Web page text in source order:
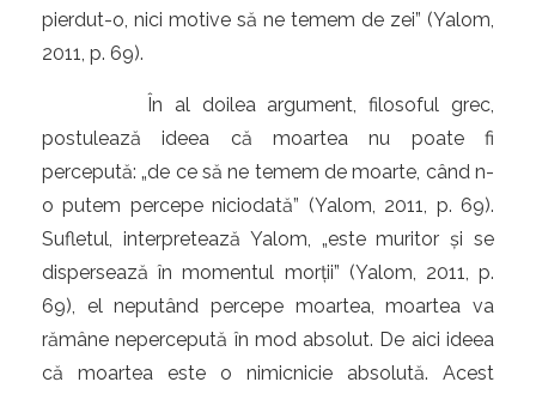
pierdut-o, nici motive să ne temem de zei” (Yalom,
2011, p. 69).
În al doilea argument, filosoful grec,
postulează ideea că moartea nu poate fi
percepută: „de ce să ne temem de moarte, când n-
o putem percepe niciodată” (Yalom, 2011, p. 69).
Sufletul, interpretează Yalom, „este muritor și se
dispersează în momentul morții” (Yalom, 2011, p.
69), el neputând percepe moartea, moartea va
rămâne nepercepută în mod absolut. De aici ideea
că moartea este o nimicnicie absolută. Acest